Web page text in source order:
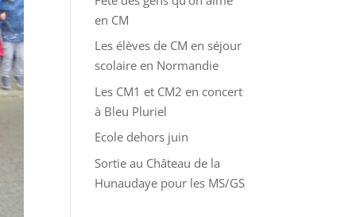
en CM
Les élèves de CM en séjour
scolaire en Normandie
Les CM1 et CM2 en concert
à Bleu Pluriel
Ecole dehors juin
Sortie au Château de la
Hunaudaye pour les MS/GS